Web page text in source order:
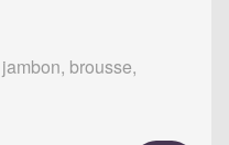
brousse,